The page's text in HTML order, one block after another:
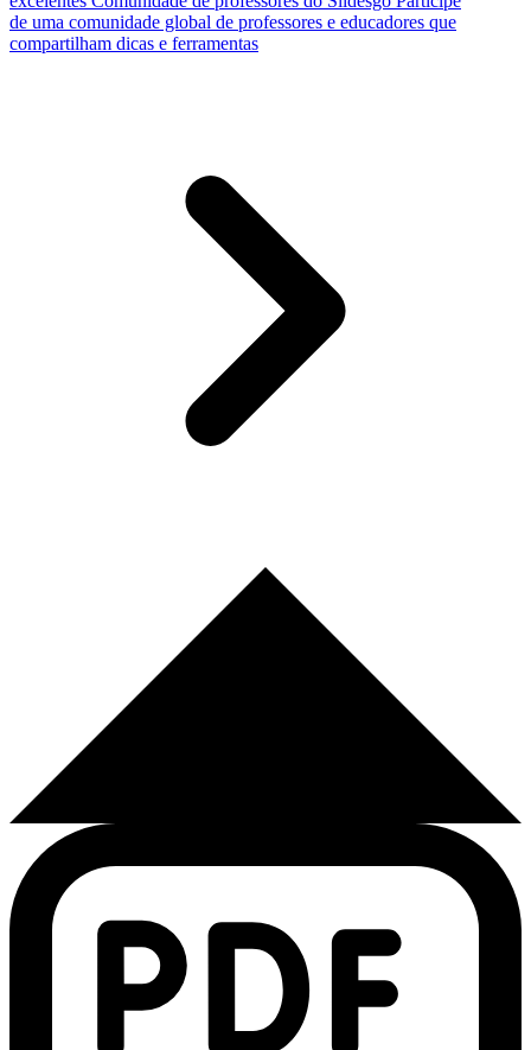
de uma comunidade global de professores e educadores que
compartilham dicas e ferramentas